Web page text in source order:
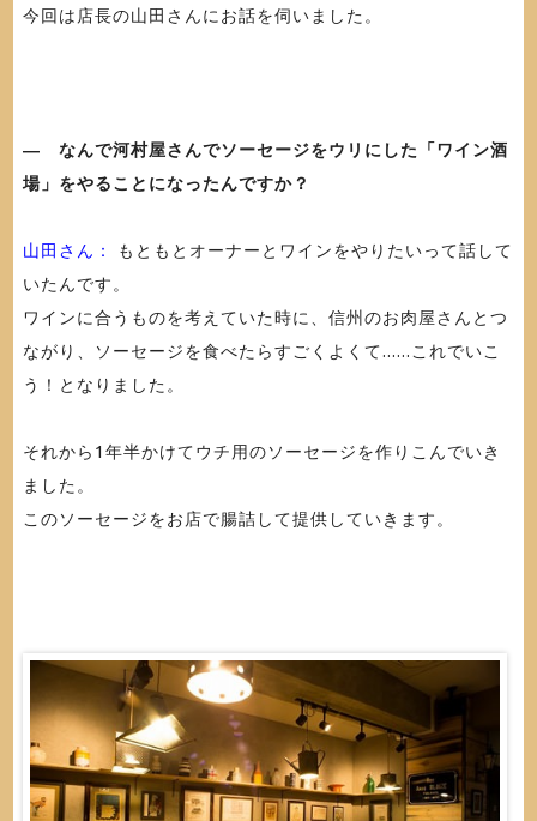
今回は店長の山田さんにお話を伺いました。
― なんで河村屋さんでソーセージをウリにした「ワイン酒
場」をやることになったんですか？
山田さん：
もともとオーナーとワインをやりたいって話して
いたんです。
ワインに合うものを考えていた時に、信州のお肉屋さんとつ
ながり、ソーセージを食べたらすごくよくて......これでいこ
う！となりました。
それから1年半かけてウチ用のソーセージを作りこんでいき
ました。
このソーセージをお店で腸詰して提供していきます。